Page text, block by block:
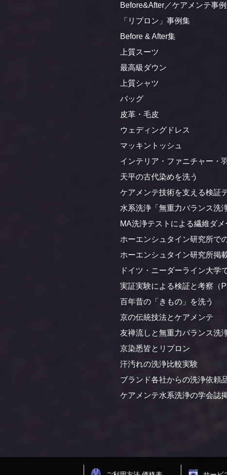
Before&After／ケアメンテ事
「リプロン」事例集
Before & After集
上質スーツ
最高級ダウン
上質シャツ
バッグ
皮革・毛皮
ウェディングドレス
マッキントッシュ
インテリア・ファニチャー・
天平の古代染めを洗う
ケアメンテ技術を支える検証
水系洗浄「無重力バランス洗
MA洗浄テストによる繊維ダメ
ホーエンシュタイン研究所で
ホーエンシュタイン研究所掲
ドイツ・ニーダーライン大学
実証実験による検証と考察（
百年昔の「きもの」を洗う
京の伝統技法とケアメンテ
友禅流しと無重力バランス洗
京染悉皆とリプロン
汗汚れの洗浄比較実験
ブランド各社からの洗浄依頼
ケアメンテ水系洗浄の学会誌